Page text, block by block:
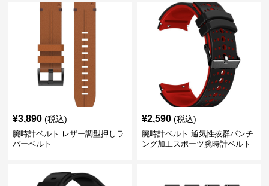
¥3,890 (税込)
腕時計ベルト レザー調型押しラ
バーベルト
¥2,590 (税込)
腕時計ベルト 通気性抜群パンチ
ング加工スポーツ腕時計ベルト